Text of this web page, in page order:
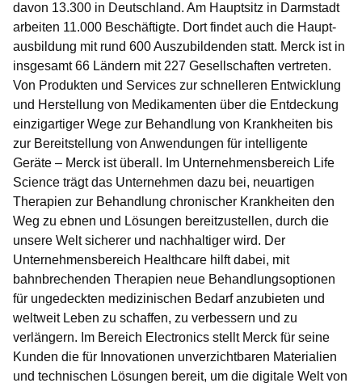
davon 13.300 in Deutschland. Am Hauptsitz in Darmstadt
arbeiten 11.000 Beschäftigte. Dort findet auch die Haupt­
ausbildung mit rund 600 Auszubildenden statt. Merck ist in
insgesamt 66 Län­dern mit 227 Gesellschaften vertreten.
Von Produkten und Services zur schnelleren Entwicklung
und Herstellung von Medikamenten über die Entdeckung
einzigartiger Wege zur Behandlung von Krankheiten bis
zur Bereitstellung von Anwendungen für intelligente
Geräte – Merck ist überall. Im Unternehmensbereich Life
Science trägt das Unternehmen dazu bei, neuartigen
Therapien zur Behandlung chronischer Krankheiten den
Weg zu ebnen und Lösungen bereitzustellen, durch die
unsere Welt sicherer und nachhaltiger wird. Der
Unternehmensbereich Healthcare hilft dabei, mit
bahnbrechenden Therapien neue Behandlungsoptionen
für ungedeckten medizinischen Bedarf anzubieten und
weltweit Leben zu schaffen, zu verbessern und zu
verlängern. Im Bereich Electronics stellt Merck für seine
Kunden die für Innovationen unverzichtbaren Materialien
und technischen Lösungen bereit, um die digitale Welt von